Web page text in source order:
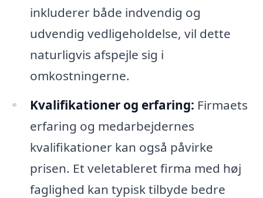
inkluderer både indvendig og
udvendig vedligeholdelse, vil dette
naturligvis afspejle sig i
omkostningerne.
Kvalifikationer og erfaring: Firmaets
erfaring og medarbejdernes
kvalifikationer kan også påvirke
prisen. Et veletableret firma med høj
faglighed kan typisk tilbyde bedre